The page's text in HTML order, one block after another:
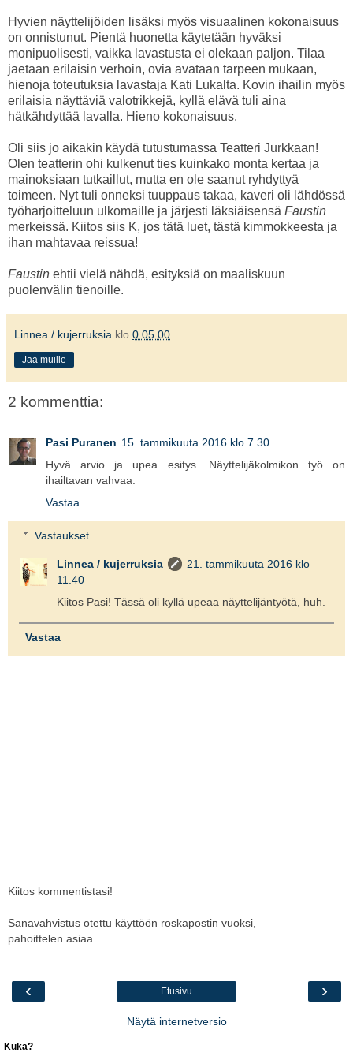
Hyvien näyttelijöiden lisäksi myös visuaalinen kokonaisuus
on onnistunut. Pientä huonetta käytetään hyväksi
monipuolisesti, vaikka lavastusta ei olekaan paljon. Tilaa
jaetaan erilaisin verhoin, ovia avataan tarpeen mukaan,
hienoja toteutuksia lavastaja Kati Lukalta. Kovin ihailin myös
erilaisia näyttäviä valotrikkejä, kyllä elävä tuli aina
hätkähdyttää lavalla. Hieno kokonaisuus.
Oli siis jo aikakin käydä tutustumassa Teatteri Jurkkaan!
Olen teatterin ohi kulkenut ties kuinkako monta kertaa ja
mainoksiaan tutkaillut, mutta en ole saanut ryhdyttyä
toimeen. Nyt tuli onneksi tuuppaus takaa, kaveri oli lähdössä
työharjoitteluun ulkomaille ja järjesti läksiäisensä Faustin
merkeissä. Kiitos siis K, jos tätä luet, tästä kimmokkeesta ja
ihan mahtavaa reissua!
Faustin ehtii vielä nähdä, esityksiä on maaliskuun
puolenvälin tienoille.
Linnea / kujerruksia klo 0.05.00
Jaa muille
2 kommenttia:
Pasi Puranen 15. tammikuuta 2016 klo 7.30
Hyvä arvio ja upea esitys. Näyttelijäkolmikon työ on
ihailtavan vahvaa.
Vastaa
Vastaukset
Linnea / kujerruksia
21. tammikuuta 2016 klo
11.40
Kiitos Pasi! Tässä oli kyllä upeaa näyttelijäntyötä, huh.
Vastaa
Kiitos kommentistasi!
Sanavahvistus otettu käyttöön roskapostin vuoksi,
pahoittelen asiaa.
‹ ›
Etusivu
Näytä internetversio
Kuka?